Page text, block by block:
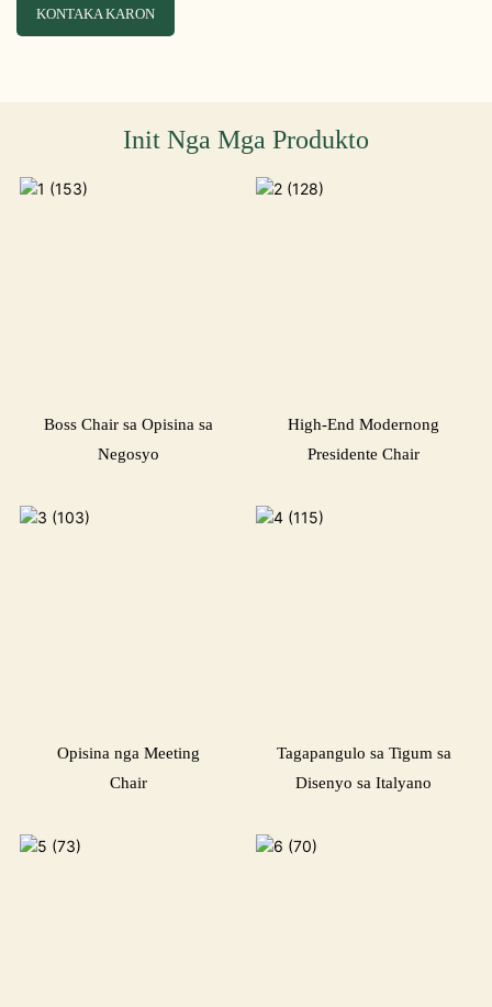
KONTAKA KARON
Init Nga Mga Produkto
Boss Chair sa Opisina sa
Negosyo
High-End Modernong
Presidente Chair
Opisina nga Meeting
Chair
Tagapangulo sa Tigum sa
Disenyo sa Italyano